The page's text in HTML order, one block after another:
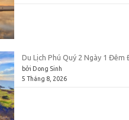
Du Lịch Phú Quý 2 Ngày 1
bởi Dong Sinh
5 Tháng 8, 2026